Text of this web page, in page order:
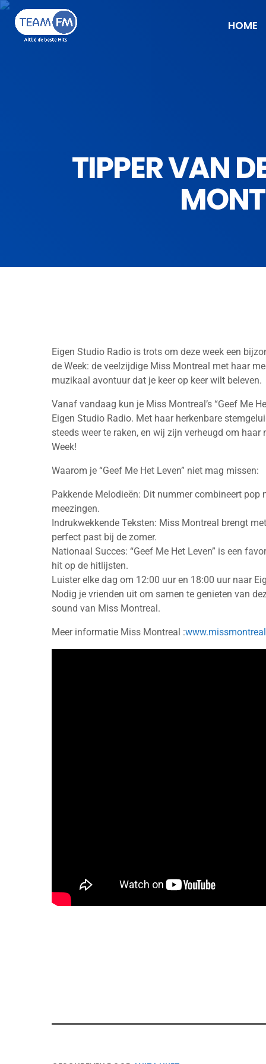
HOME
TIPPER VAN
Eigen Studio Radio is trots om deze week een
de Week: de veelzijdige Miss Montreal met haar
muzikaal avontuur dat je keer op keer wilt beleven.
Vanaf vandaag kun je Miss Montreal’s “Geef Me
Eigen Studio Radio. Met haar herkenbare
steeds weer te raken, en wij zijn verheugd om
Week!
Waarom je “Geef Me Het Leven” niet mag missen:
Pakkende Melodieën: Dit nummer combineert pop
meezingen.
Indrukwekkende Teksten: Miss Montreal brengt
perfect past bij de zomer.
Nationaal Succes: “Geef Me Het Leven” is een
hit op de hitlijsten.
Luister elke dag om 12:00 uur en 18:00 uur naar
Nodig je vrienden uit om samen te genieten van
sound van Miss Montreal.
Meer informatie Miss Montreal :